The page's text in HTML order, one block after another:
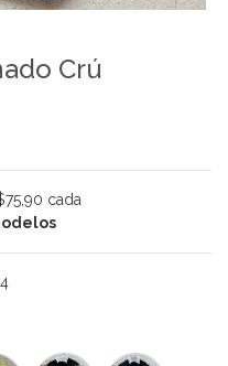
Crú
cada